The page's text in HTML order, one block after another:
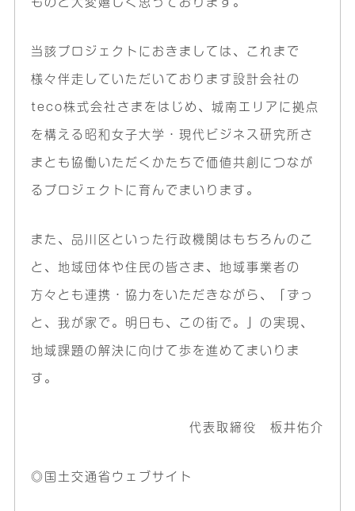
当該プロジェクトにおきましては、これまで
様々伴走していただいております設計会社の
teco株式会社さまをはじめ、城南エリアに拠点
を構える昭和女子大学・現代ビジネス研究所さ
まとも協働いただくかたちで価値共創につなが
るプロジェクトに育んでまいります。
また、品川区といった行政機関はもちろんのこ
と、地域団体や住民の皆さま、地域事業者の
方々とも連携・協力をいただきながら、「ずっ
と、我が家で。明日も、この街で。」の実現、
地域課題の解決に向けて歩を進めてまいりま
す。
代表取締役 板井佑介
◎国土交通省ウェブサイト